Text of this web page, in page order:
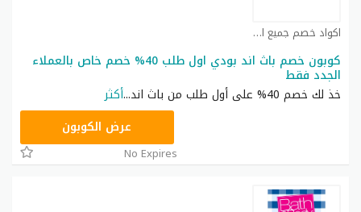
اكواد خصم جميع المتاجر العربية كوبون
كوبون خصم باث اند بودي اول طلب 40% خصم خاص بالعملاء
الجدد فقط
خذ لك خصم 40% على أول طلب من باث اند
...أكثر
عرض الكوبون
No Expires